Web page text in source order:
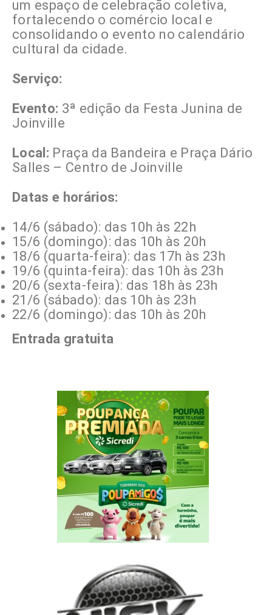
um espaço de celebração coletiva,
fortalecendo o comércio local e
consolidando o evento no calendário
cultural da cidade.
Serviço:
Evento: 3ª edição da Festa Junina de
Joinville
Local: Praça da Bandeira e Praça Dário
Salles – Centro de Joinville
Datas e horários:
14/6 (sábado): das 10h às 22h
15/6 (domingo): das 10h às 20h
18/6 (quarta-feira): das 17h às 23h
19/6 (quinta-feira): das 10h às 23h
20/6 (sexta-feira): das 18h às 23h
21/6 (sábado): das 10h às 23h
22/6 (domingo): das 10h às 20h
Entrada gratuita